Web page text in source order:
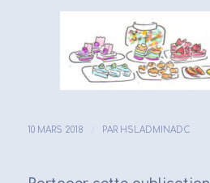
10 MARS 2018 PAR HSLADMINADC